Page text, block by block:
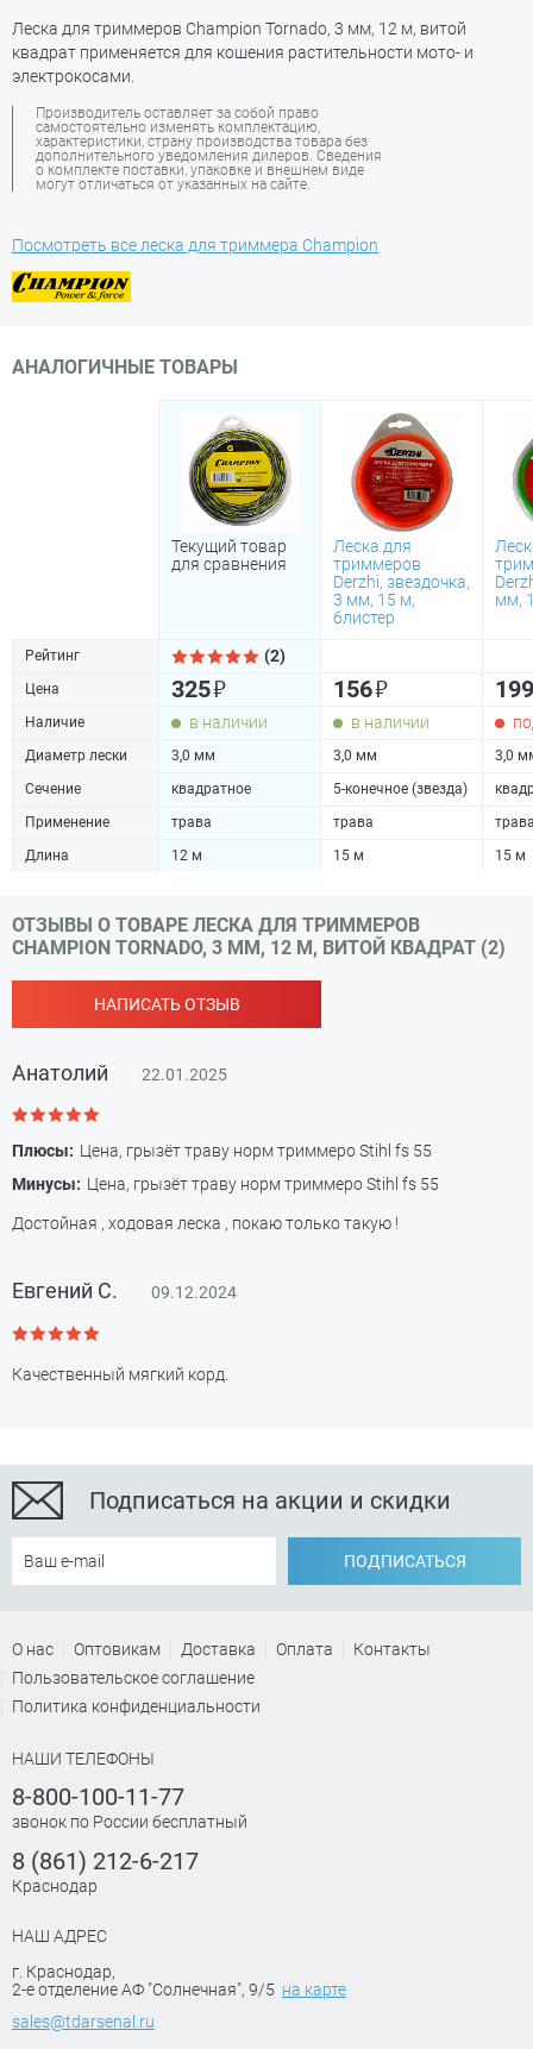
Леска для триммеров Champion Tornado, 3 мм, 12 м, витой
квадрат применяется для кошения растительности мото- и
электрокосами.
Производитель оставляет за собой право
самостоятельно изменять комплектацию,
характеристики, страну производства товара без
дополнительного уведомления дилеров. Сведения
о комплекте поставки, упаковке и внешнем виде
могут отличаться от указанных на сайте.
Посмотреть все леска для триммера Champion
АНАЛОГИЧНЫЕ ТОВАРЫ
Текущий товар
для сравнения
Леска для
триммеров
Derzhi, звездочка,
3 мм, 15 м,
блистер
мм,
Рейтинг (2)
Цена 325₽ 156₽
Наличие в наличии в наличии
Диаметр лески 3,0 мм 3,0 мм
3,0
Сечение
квадратное 5-конечное (звезда)
Применение
трава трава
Длина
12 м 15 м 15 м
ОТЗЫВЫ О ТОВАРЕ ЛЕСКА ДЛЯ ТРИММЕРОВ
CHAMPION TORNADO, 3 ММ, 12 М, ВИТОЙ КВАДРАТ (2)
НАПИСАТЬ ОТЗЫВ
Анатолий 22.01.2025
Плюсы: Цена, грызёт траву норм триммеро Stihl fs 55
Минусы: Цена, грызёт траву норм триммеро Stihl fs 55
Достойная , ходовая леска , покаю только такую !
Евгений С. 09.12.2024
Качественный мягкий корд.
Подписаться на акции и скидки
ПОДПИСАТЬСЯ
О нас Оптовикам Доставка Оплата
Контакты
Пользовательское соглашение
Политика конфиденциальности
НАШИ ТЕЛЕФОНЫ
8-800-100-11-77
звонок по России бесплатный
8 (861) 212-6-217
Краснодар
НАШ АДРЕС
г. Краснодар,
2-е отделение АФ "Солнечная", 9/5 на карте
sales@tdarsenal.ru